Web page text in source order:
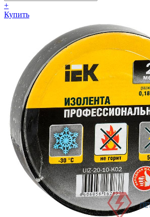
+
Купить